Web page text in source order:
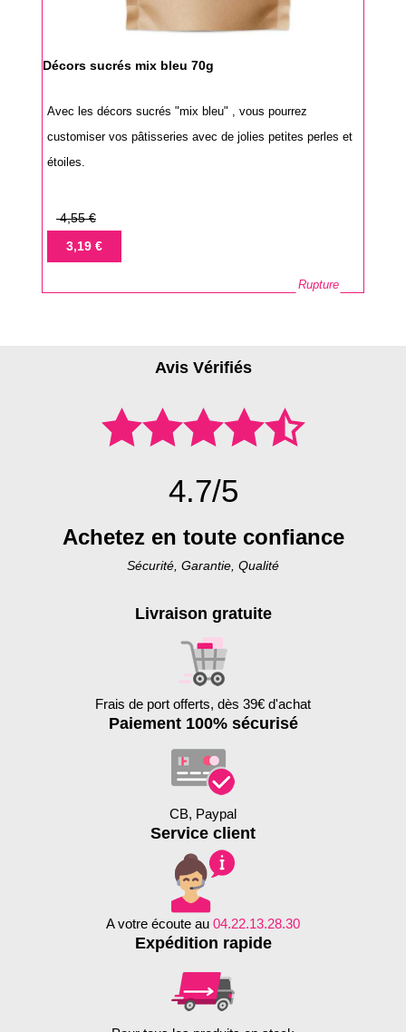
Décors sucrés mix bleu 70g
Avec les décors sucrés "mix bleu" , vous pourrez
customiser vos pâtisseries avec de jolies petites perles et
étoiles.
Prix
base
4,55 €
Prix3,19 €
Rupture
Avis Vérifiés
4.7/5
Achetez en toute confiance
Sécurité, Garantie, Qualité
Livraison gratuite
Frais de port offerts, dès 39€ d'achat
Paiement 100% sécurisé
CB, Paypal
Service client
A votre écoute au 04.22.13.28.30
Expédition rapide